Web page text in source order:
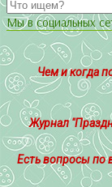
Мы в социальных
Чем и когда
Журнал
Есть вопросы по